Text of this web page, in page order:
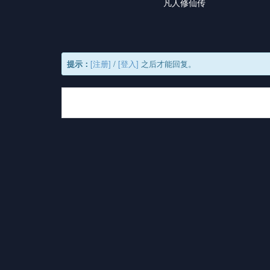
凡人修仙传
提示： [注册] / [登入] 之后才能回复。